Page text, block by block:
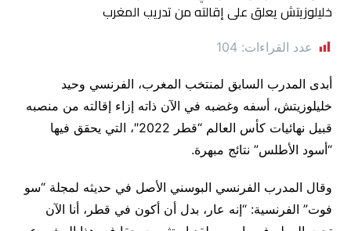
عدد القراءات: 104
أبدى المدرب السابق لمنتخب المغرب، الفرنسي وحيد
خليلوزيتش، أسفه وغضبه في الآن ذاته إزاء إقالته من منصبه
قبيل نهائيات كأس العالم “قطر 2022″، التي يحقق فيها
“أسود الأطلس” نتائج مبهرة.
وقال المدرب الفرنسي البوسني الأصل في حديثه لمجلة “سو
فوت” الفرنسية: “إنه عار، بدل أن أكون في قطر، أنا الآن